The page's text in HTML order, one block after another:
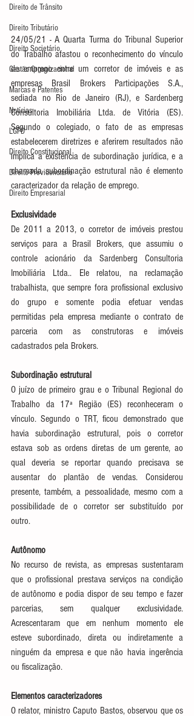
Direito de Trânsito
Direito Tributário
Direito Societário
Gestão Organizacional
Marcas e Patentes
Notícias
LGPD
Direito Constitucional
Direito Previdenciário
Direito Empresarial
24/05/21 - A Quarta Turma do Tribunal Superior
do Trabalho afastou o reconhecimento do vínculo
de emprego entre um corretor de imóveis e as
empresas Brasil Brokers Participações S.A.,
sediada no Rio de Janeiro (RJ), e Sardenberg
Consultoria Imobiliária Ltda. de Vitória (ES).
Segundo o colegiado, o fato de as empresas
estabelecerem diretrizes e aferirem resultados não
implica a existência de subordinação jurídica, e a
chamada subordinação estrutural não é elemento
caracterizador da relação de emprego.
Exclusividade
De 2011 a 2013, o corretor de imóveis prestou
serviços para a Brasil Brokers, que assumiu o
controle acionário da Sardenberg Consultoria
Imobiliária Ltda.. Ele relatou, na reclamação
trabalhista, que sempre fora profissional exclusivo
do grupo e somente podia efetuar vendas
permitidas pela empresa mediante o contrato de
parceria com as construtoras e imóveis
cadastrados pela Brokers.
Subordinação estrutural
O juízo de primeiro grau e o Tribunal Regional do
Trabalho da 17ª Região (ES) reconheceram o
vínculo. Segundo o TRT, ficou demonstrado que
havia subordinação estrutural, pois o corretor
estava sob as ordens diretas de um gerente, ao
qual deveria se reportar quando precisava se
ausentar do plantão de vendas. Considerou
presente, também, a pessoalidade, mesmo com a
possibilidade de o corretor ser substituído por
outro.
Autônomo
No recurso de revista, as empresas sustentaram
que o profissional prestava serviços na condição
de autônomo e podia dispor de seu tempo e fazer
parcerias, sem qualquer exclusividade.
Acrescentaram que em nenhum momento ele
esteve subordinado, direta ou indiretamente a
ninguém da empresa e que não havia ingerência
ou fiscalização.
Elementos caracterizadores
O relator, ministro Caputo Bastos, observou que os